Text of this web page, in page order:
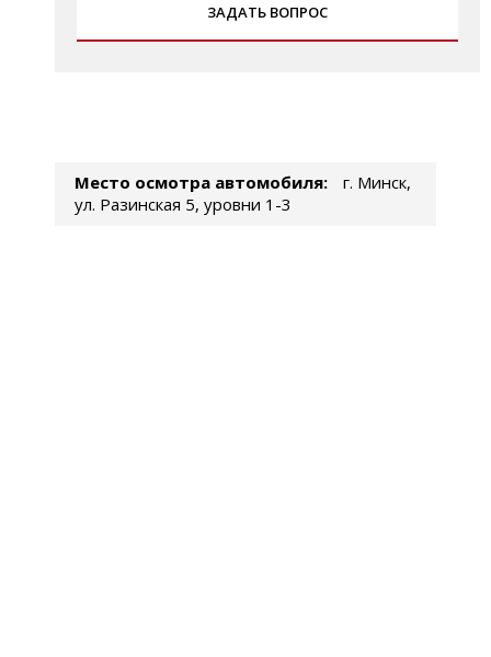
ЗАДАТЬ ВОПРОС
Место осмотра автомобиля:
г. Минск,
ул. Разинская 5, уровни 1-3